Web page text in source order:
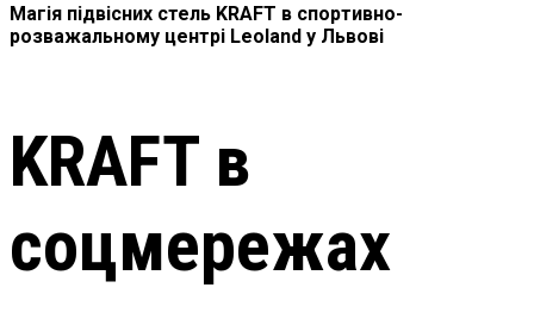
Магія підвісних стель KRAFT в спортивно-
розважальному центрі Leoland у Львові
KRAFT в
соцмережах